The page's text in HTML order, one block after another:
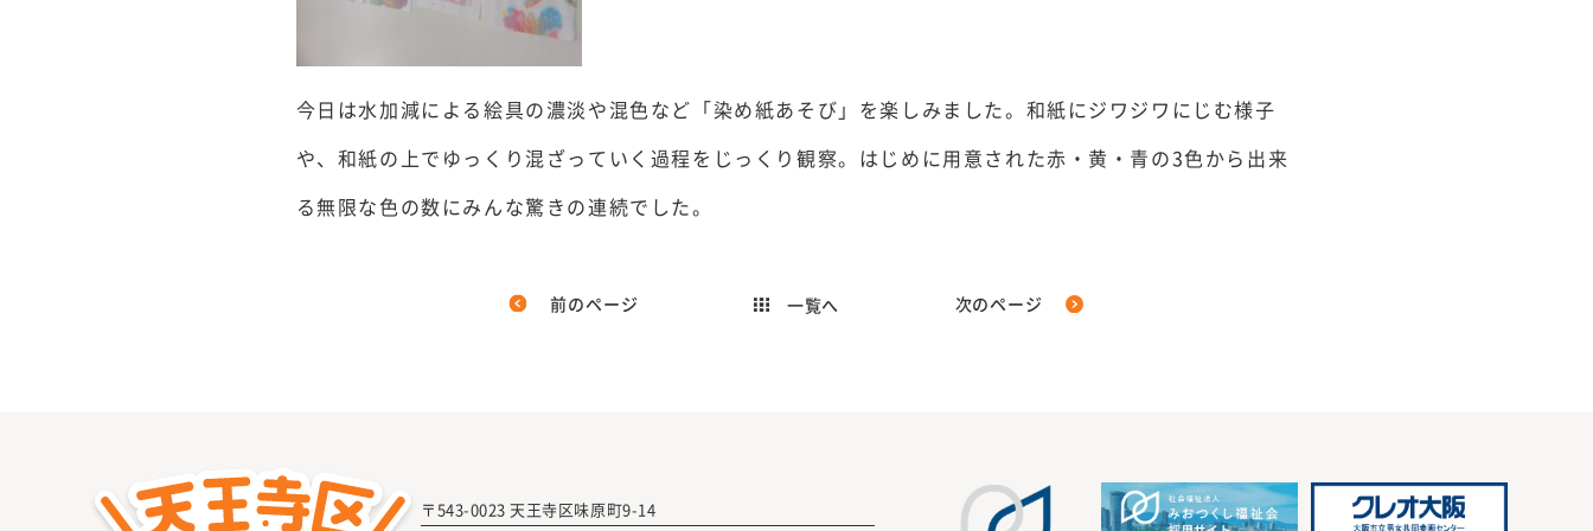
今日は水加減による絵具の濃淡や混色など「染め紙あそび」を楽しみました。和紙にジワジワにじむ様子
や、和紙の上でゆっくり混ざっていく過程をじっくり観察。はじめに用意された赤・黄・青の3色から出来
る無限な色の数にみんな驚きの連続でした。
前のページ 一覧へ 次のページ
〒543-0023 天王寺区味原町9-14